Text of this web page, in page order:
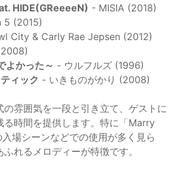
HIDE(GReeeeN) - MISIA (2018)
5 (2015)
City & Carly Rae Jepsen (2012)
よかった～ - ウルフルズ (1996)
ィック - いきものがかり (2008)
の雰囲気を一段と引き立て、ゲストに
る時間を提供します。特に「Marry
場シーンなどでの使用が多く見ら
れるメロディーが特徴です。